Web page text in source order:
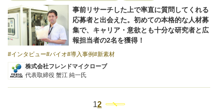
事前リサーチした上で率直に質問してくれる
応募者と出会えた。初めての本格的な人材募
集で、キャリア・意欲とも十分な研究者と広
報担当者の2名を獲得！
インタビュー バイオ 導入事例
新素材
株式会社フレンドマイクローブ
代表取締役 蟹江 純一氏
12